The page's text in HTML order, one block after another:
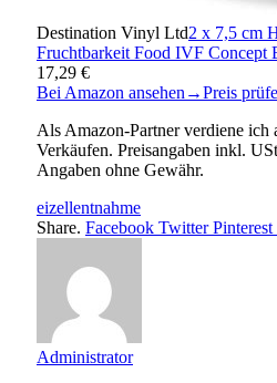
Destination Vinyl Ltd2 x 7,5 cm
Fruchtbarkeit Food IVF Concept
17,29 €
Bei Amazon ansehen→Preis
Als Amazon-Partner verdiene ich
Verkäufen. Preisangaben inkl.
Angaben ohne Gewähr.
eizellentnahme
Share. Facebook Twitter Pinterest
Administrator